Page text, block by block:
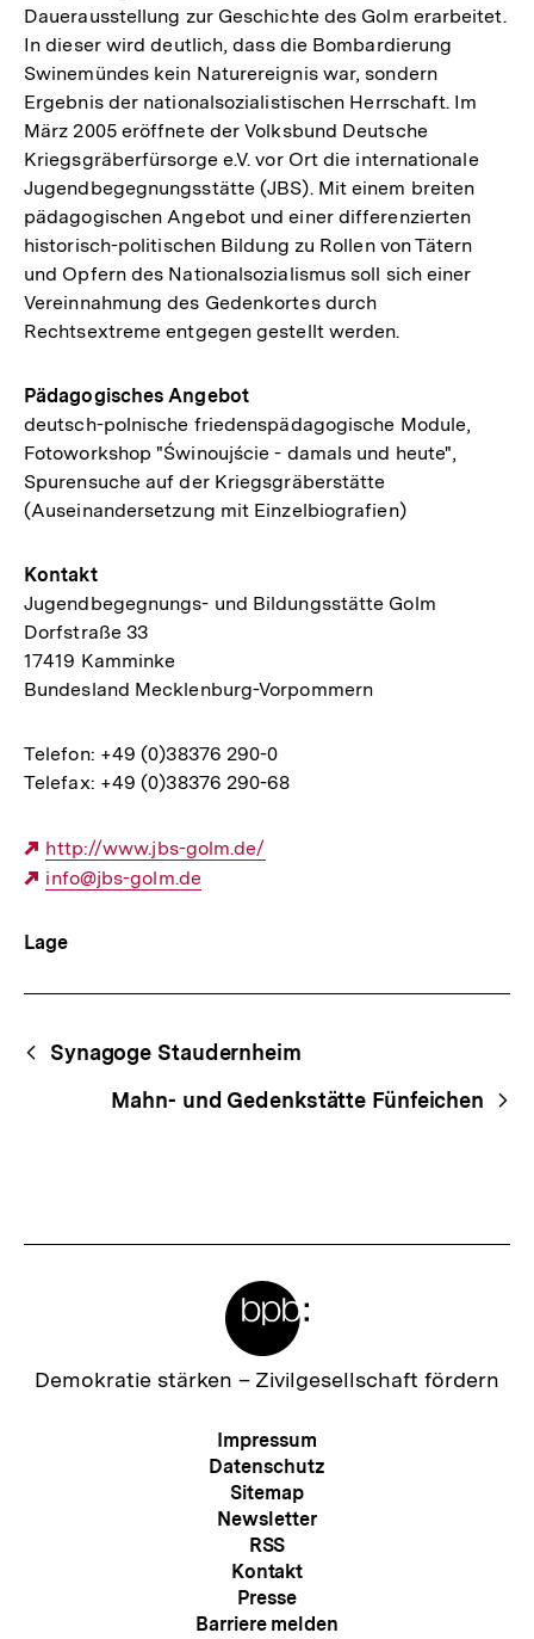
Dauerausstellung zur Geschichte des Golm erarbeitet.
In dieser wird deutlich, dass die Bombardierung
Swinemündes kein Naturereignis war, sondern
Ergebnis der nationalsozialistischen Herrschaft. Im
März 2005 eröffnete der Volksbund Deutsche
Kriegsgräberfürsorge e.V. vor Ort die internationale
Jugendbegegnungsstätte (JBS). Mit einem breiten
pädagogischen Angebot und einer differenzierten
historisch-politischen Bildung zu Rollen von Tätern
und Opfern des Nationalsozialismus soll sich einer
Vereinnahmung des Gedenkortes durch
Rechtsextreme entgegen gestellt werden.
Pädagogisches Angebot
deutsch-polnische friedenspädagogische Module,
Fotoworkshop "Świnoujście - damals und heute",
Spurensuche auf der Kriegsgräberstätte
(Auseinandersetzung mit Einzelbiografien)
Kontakt
Jugendbegegnungs- und Bildungsstätte Golm
Dorfstraße 33
17419 Kamminke
Bundesland Mecklenburg-Vorpommern
Telefon: +49 (0)38376 290-0
Telefax: +49 (0)38376 290-68
Externer
Link:
http://www.jbs-golm.de/
Externer
info@jbs-golm.de
Lage
Begriffsnavigation
Content-
Navigation
Synagoge Staudernheim
Mahn- und Gedenkstätte Fünfeichen
Zur
Demokratie stärken – Zivilgesellschaft fördern
Meta-
Navigation
Impressum
Datenschutz
Sitemap
Newsletter
RSS
Kontakt
Presse
Barriere melden